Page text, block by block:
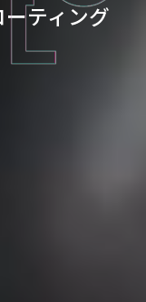
ティング